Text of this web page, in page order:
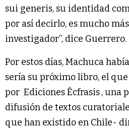
sui generis, su identidad
por así decirlo, es mucho
investigador”, dice Guerrero.
Por estos días, Machuca
sería su próximo libro, el
por Ediciones Écfrasis , una
difusión de textos
que han existido en Chile-